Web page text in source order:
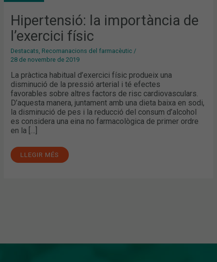
Hipertensió: la importància de
l’exercici físic
Destacats Recomanacions del farmacèutic /
28 de novembre de 2019
La pràctica habitual d’exercici físic produeix una
disminució de la pressió arterial i té efectes
favorables sobre altres factors de risc cardiovasculars.
D’aquesta manera, juntament amb una dieta baixa en sodi,
la disminució de pes i la reducció del consum d’alcohol
es considera una eina no farmacològica de primer ordre
en la […]
LLEGIR MÉS